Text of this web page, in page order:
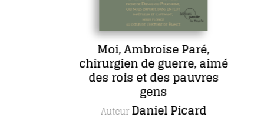
Moi, Ambroise Paré,
chirurgien de guerre, aimé
des rois et des pauvres
gens
AuteurDaniel Picard